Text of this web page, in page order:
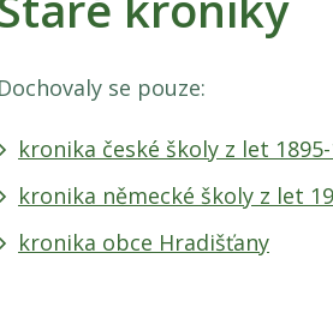
Dochovaly se pouze:
kronika české školy z let
kronika německé školy z let
kronika obce Hradišťany